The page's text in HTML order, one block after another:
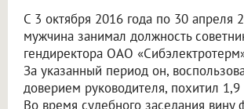
С 3 октября 2016 года по 30 апреля
мужчина занимал должность
гендиректора ОАО
За указанный период он,
доверием руководителя, похитил
Во время судебного заседания вину